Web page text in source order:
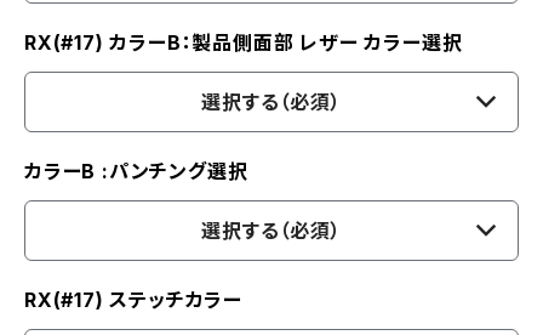
RX(#17) カラーB：製品側面部 レザー カラー選択
選択する（必須）
カラーB :パンチング選択
選択する（必須）
RX(#17) ステッチカラー